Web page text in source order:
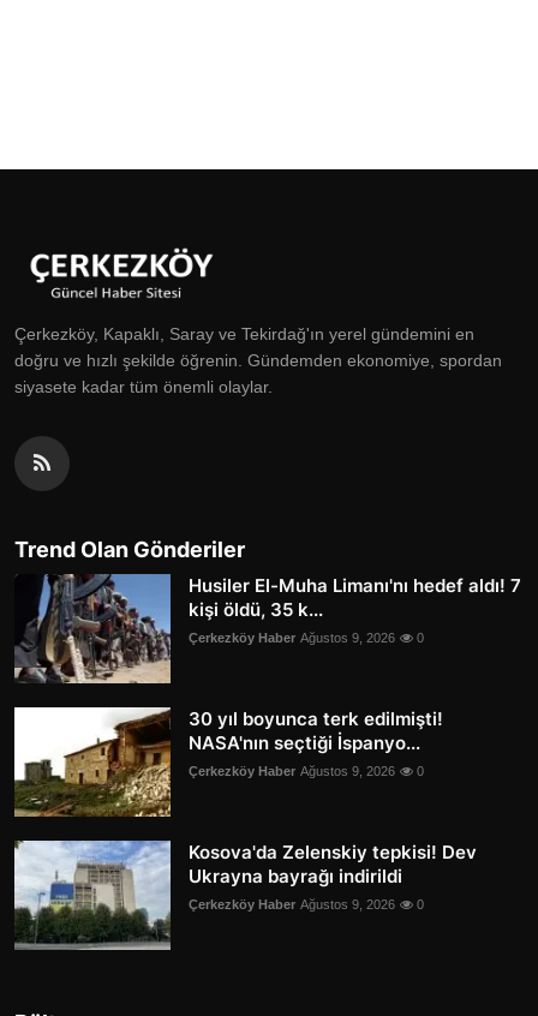
Çerkezköy, Kapaklı, Saray ve Tekirdağ'ın yerel gündemini en
doğru ve hızlı şekilde öğrenin. Gündemden ekonomiye, spordan
siyasete kadar tüm önemli olaylar.
Trend Olan Gönderiler
Husiler El-Muha Limanı'nı hedef aldı! 7
kişi öldü, 35 k...
Çerkezköy Haber Ağustos 9, 2026 0
30 yıl boyunca terk edilmişti!
NASA'nın seçtiği İspanyo...
Çerkezköy Haber Ağustos 9, 2026 0
Kosova'da Zelenskiy tepkisi! Dev
Ukrayna bayrağı indirildi
Çerkezköy Haber Ağustos 9, 2026 0